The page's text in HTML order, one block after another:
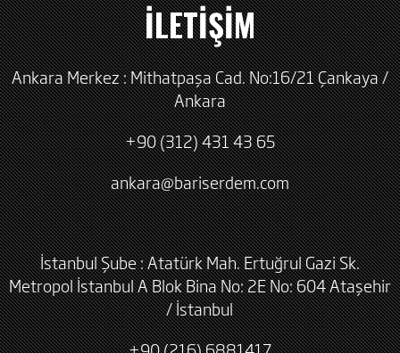
İLETİŞİM
Ankara Merkez : Mithatpaşa Cad. No:16/21 Çankaya /
Ankara
+90 (312) 431 43 65
ankara@bariserdem.com
İstanbul Şube : Atatürk Mah. Ertuğrul Gazi Sk.
Metropol İstanbul A Blok Bina No: 2E No: 604 Ataşehir
/ İstanbul